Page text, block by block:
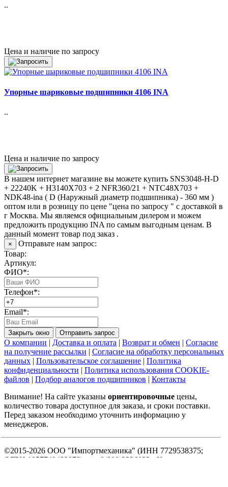
..
Цена и наличие по запросу
Упорные шариковые подшипники 4106 INA
..
Цена и наличие по запросу
В нашем интернет магазине вы можете купить SNS3048-H-D
+ 22240K + H3140X703 + 2 NFR360/21 + NTC48X703 +
NDK48-ina ( D (Наружный диаметр подшипника) - 360 мм )
оптом или в розницу по цене "цена по запросу " с доставкой в
г Москва. Мы являемся официальным дилером и можем
предложить продукцию INA по самым выгодным ценам. В
данный момент товар под заказ .
×
Отправьте нам запрос:
Товар:
Артикул:
ФИО*:
Телефон*:
Email*:
Закрыть окно Отправить запрос
О компании | Доставка и оплата | Возврат и обмен | Согласие
на получение рассылки | Согласие на обработку персональных
данных | Пользовательское соглашение | Политика
конфиденциальности | Политика использования COOKIE-
файлов | Подбор аналогов подшипников | Контакты
Внимание! На сайте указаны ориентировочные цены,
количество товара доступное для заказа, и сроки поставки.
Перед заказом необходимо уточнить информацию у
менеджеров.
©2015-2026 ООО "Импортмеханика" (ИНН 7729538375;
ОГРН 1057749493878) тел. 8(800)2226022 - Купить